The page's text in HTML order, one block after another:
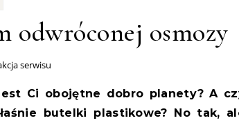
odwróconej osmozy
serwisu
butelki plastikowe? No tak,